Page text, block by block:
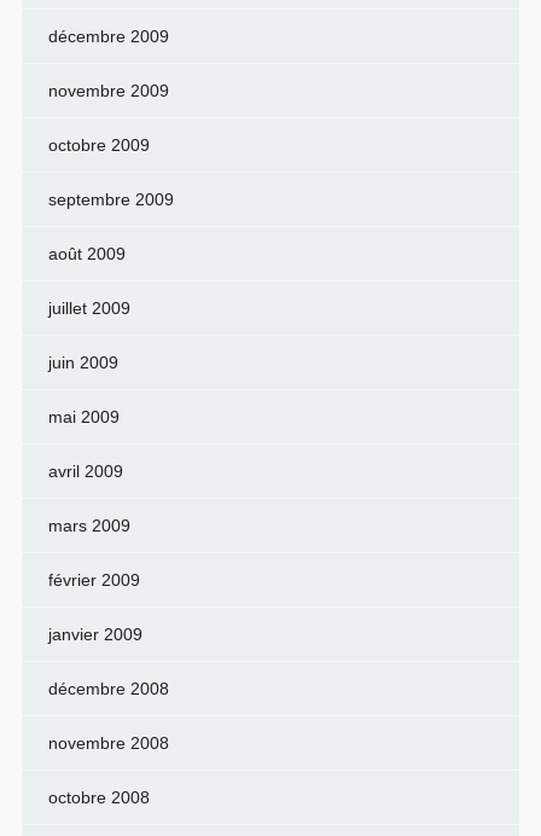
décembre 2009
novembre 2009
octobre 2009
septembre 2009
août 2009
juillet 2009
juin 2009
mai 2009
avril 2009
mars 2009
février 2009
janvier 2009
décembre 2008
novembre 2008
octobre 2008